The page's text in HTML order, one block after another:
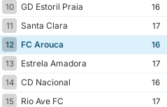
10
GD Estoril Praia 16
11
Santa Clara 17
12
FC Arouca 16
13
Estrela Amadora 17
14
CD Nacional 16
15
Rio Ave FC 17